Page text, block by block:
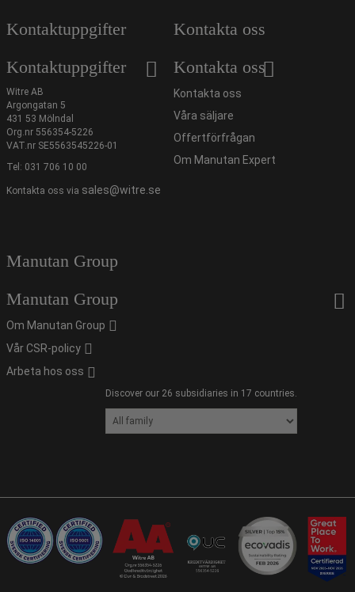
Kontaktuppgifter
Kontaktuppgifter
Witre AB
Argongatan 5
431 53 Mölndal
Org.nr 556354-5226
VAT.nr SE5563545226-01
Tel: 031 706 10 00
Kontakta oss via sales@witre.se
Kontakta oss
Kontakta oss
Kontakta oss
Våra säljare
Offertförfrågan
Om Manutan Expert
Manutan Group
Manutan Group
Om Manutan Group
Vår CSR-policy
Arbeta hos oss
Discover our 26 subsidiaries in 17 countries.